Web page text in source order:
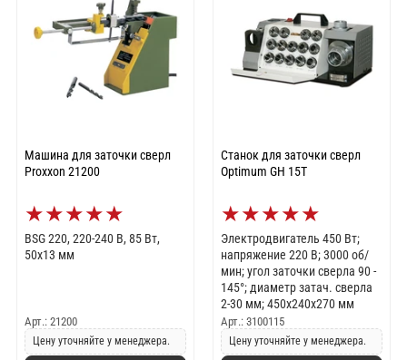
Машина для заточки сверл
Proxxon 21200
★★★★★
BSG 220, 220-240 В, 85 Вт,
50х13 мм
Арт.: 21200
Цену уточняйте у менеджера.
Станок для заточки сверл
Optimum GH 15T
★★★★★
Электродвигатель 450 Вт;
напряжение 220 В; 3000 об/
мин; угол заточки сверла 90 -
145°; диаметр затач. сверла
2-30 мм; 450х240х270 мм
Арт.: 3100115
Цену уточняйте у менеджера.